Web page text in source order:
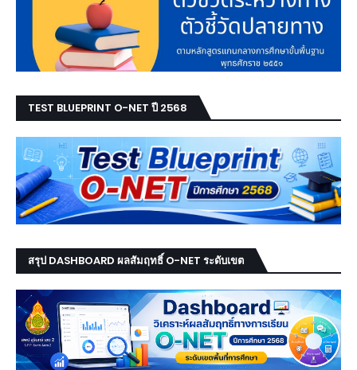
TEST BLUEPRINT O-NET ปี 2568
สรุป DASHBOARD ผลสัมฤทธิ์ O-NET ระดับเขต